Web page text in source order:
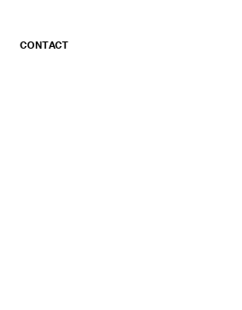
CONTACT